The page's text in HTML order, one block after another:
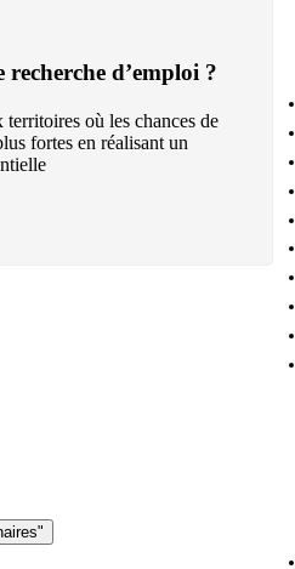
d’emploi ?
où les chances de
fortes en réalisant un